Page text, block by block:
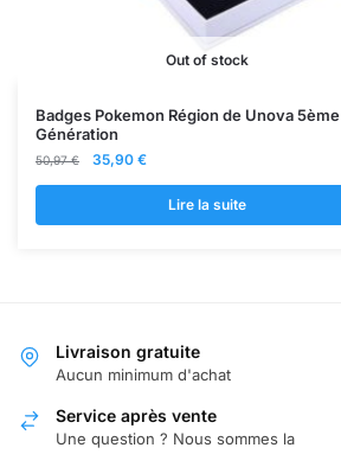
Out of stock
Badges Pokemon Région de Unova 5ème
Génération
50,97€
Le
prix
était :
35,90 €Le
prix
actuel
est :
Lire la suite
Livraison gratuite
Aucun minimum d'achat
Service après vente
Une question ? Nous sommes la